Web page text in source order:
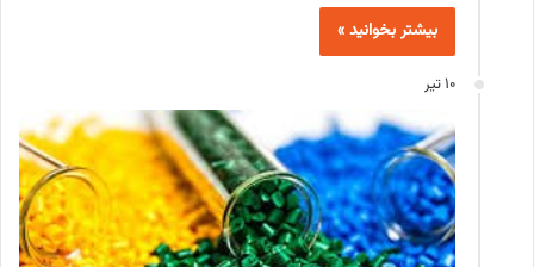
بیشتر بخوانید »
10 تیر